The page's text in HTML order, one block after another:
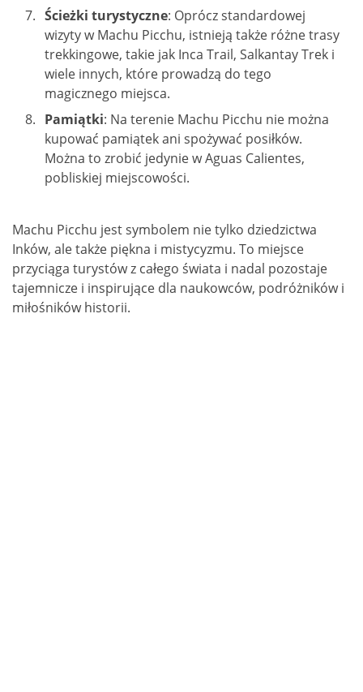
Ścieżki turystyczne: Oprócz standardowej
wizyty w Machu Picchu, istnieją także różne trasy
trekkingowe, takie jak Inca Trail, Salkantay Trek i
wiele innych, które prowadzą do tego
magicznego miejsca.
Pamiątki: Na terenie Machu Picchu nie można
kupować pamiątek ani spożywać posiłków.
Można to zrobić jedynie w Aguas Calientes,
pobliskiej miejscowości.
Machu Picchu jest symbolem nie tylko dziedzictwa
Inków, ale także piękna i mistycyzmu. To miejsce
przyciąga turystów z całego świata i nadal pozostaje
tajemnicze i inspirujące dla naukowców, podróżników i
miłośników historii.